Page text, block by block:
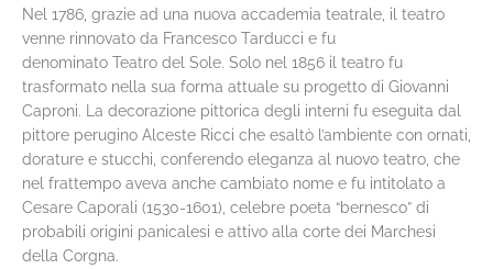
Nel 1786, grazie ad una nuova accademia teatrale, il teatro
venne rinnovato da Francesco Tarducci e fu
denominato Teatro del Sole. Solo nel 1856 il teatro fu
trasformato nella sua forma attuale su progetto di Giovanni
Caproni. La decorazione pittorica degli interni fu eseguita dal
pittore perugino Alceste Ricci che esaltò l’ambiente con ornati,
dorature e stucchi, conferendo eleganza al nuovo teatro, che
nel frattempo aveva anche cambiato nome e fu intitolato a
Cesare Caporali (1530-1601), celebre poeta “bernesco” di
probabili origini panicalesi e attivo alla corte dei Marchesi
della Corgna.